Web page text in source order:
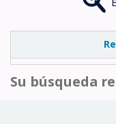
Su búsqueda